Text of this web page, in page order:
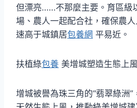
但漂亮……不那麼主要。育區級
場、農人一起配合社，確保農
速高于城鎮居包養網 平易近。
扶植綠包養 美增城塑造生態上
增城被譽為珠三角的“翡翠綠洲